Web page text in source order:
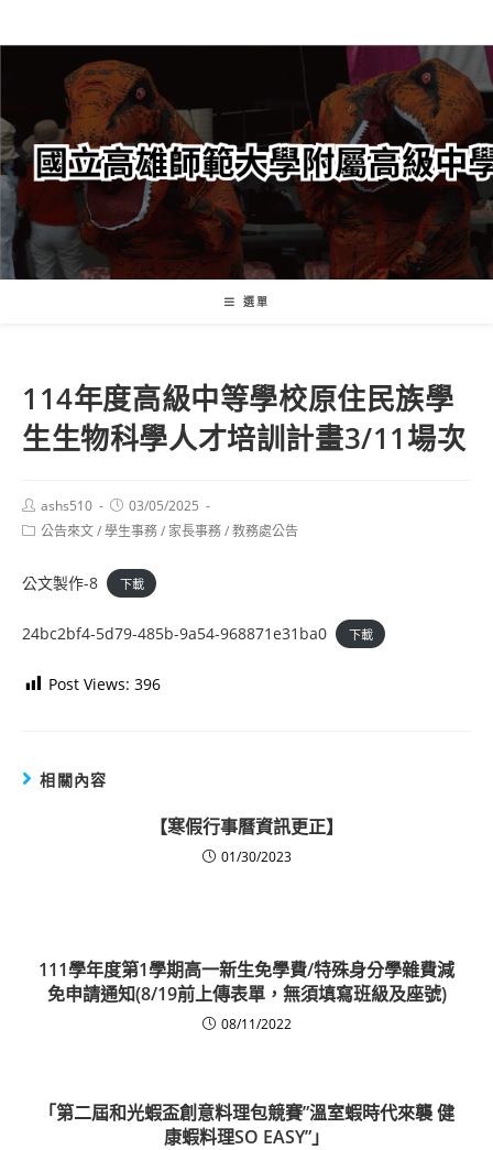
轉
要
內
容
選單
114年度高級中等學校原住民族學
生生物科學人才培訓計畫3/11場次
Post
author:
ashs510
Post
published:
03/05/2025
Post公告來文/學生事務/ 家長事務/教務處公告
公文製作-8 下載
24bc2bf4-5d79-485b-9a54-968871e31ba0 下載
Post Views: 396
相關內容
【寒假行事曆資訊更正】
01/30/2023
111學年度第1學期高一新生免學費/特殊身分學雜費減
免申請通知(8/19前上傳表單，無須填寫班級及座號)
08/11/2022
「第二屆和光蝦盃創意料理包競賽”溫室蝦時代來襲 健
康蝦料理SO EASY”」